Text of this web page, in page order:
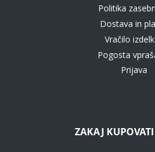
Politika
Dostava in
Vračilo
Pogosta
Prijava
ZAKAJ